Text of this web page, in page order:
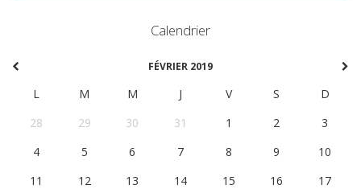
Calendrier
FÉVRIER 2019
L M M J V S
D
28
29 30 31 1 2
3
4
5 6 7 8 9
10
11
12 13 14 15 16
17